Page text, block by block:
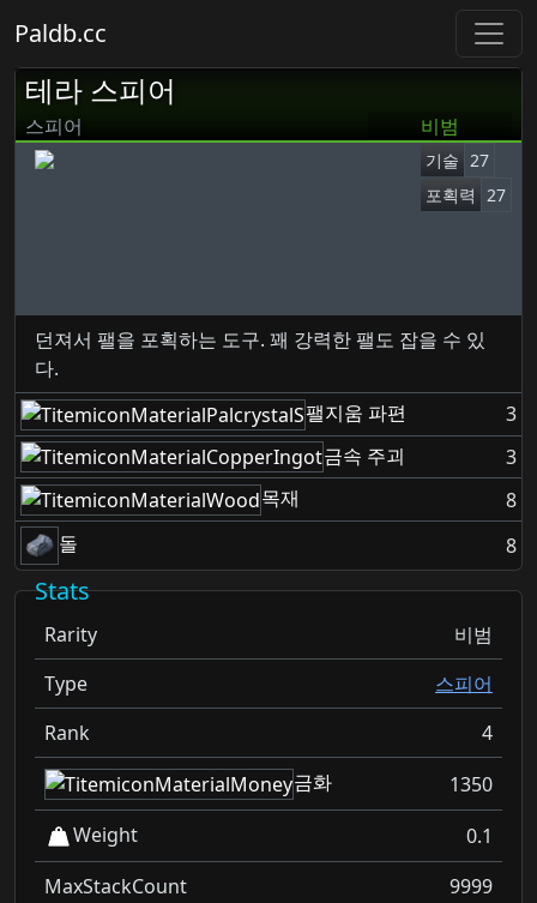
Paldb.cc
테라 스피어
스피어 비범
기술 27
포획력 27
던져서 팰을 포획하는 도구. 꽤 강력한 팰도 잡을 수 있
다.
팰지움 파편
3
금속 주괴
3
목재
8
돌
8
Stats
Rarity
비범
Type
스피어
Rank
4
금화
1350
Weight
0.1
MaxStackCount
9999